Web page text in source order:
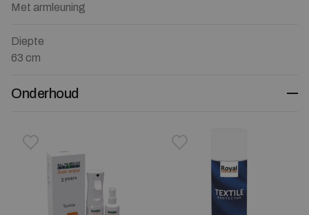
Met armleuning
Diepte
63 cm
Onderhoud
Toevoegen aan verlanglijstje
Verwijderen van verlanglijst Toevoegen aan
Verwijderen van verlanglijst